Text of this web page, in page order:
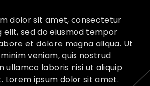
dolor sit amet, consectetur
elit, sed do eiusmod tempor
et dolore magna aliqua. Ut
veniam, quis nostrud
ullamco laboris nisi ut aliquip
Lorem ipsum dolor sit amet.